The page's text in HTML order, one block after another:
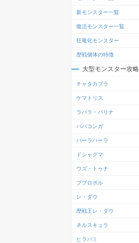
新モンスター一覧
復活モンスター一覧
狂竜化モンスター
歴戦個体の特徴
大型モンスター攻略
チャタカブラ
ケマトリス
ラバラ・バリナ
ババコンガ
バーラハーラ
ドシャグマ
ウズ・トゥナ
ププロポル
レ・ダウ
歴戦王レ・ダウ
ネルスキュラ
ヒラバミ